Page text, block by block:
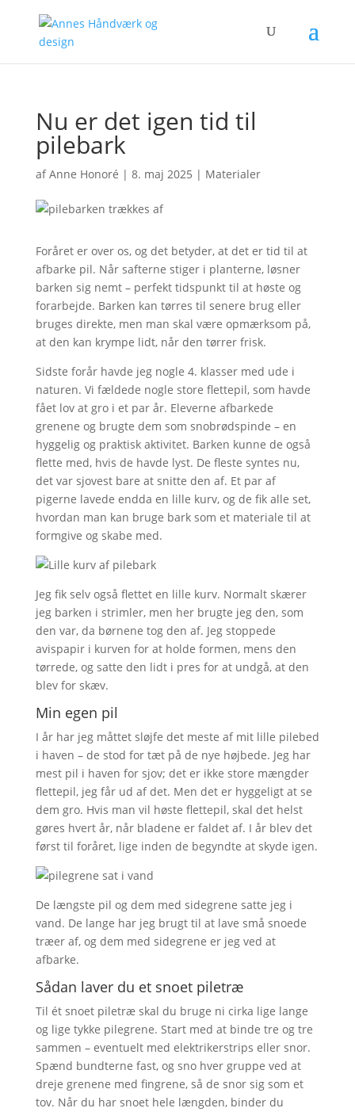
Nu er det igen tid til
pilebark
afAnne Honoré | 8. maj 2025 | Materialer
Foråret er over os, og det betyder, at det er tid til at
afbarke pil. Når safterne stiger i planterne, løsner
barken sig nemt – perfekt tidspunkt til at høste og
forarbejde. Barken kan tørres til senere brug eller
bruges direkte, men man skal være opmærksom på,
at den kan krympe lidt, når den tørrer frisk.
Sidste forår havde jeg nogle 4. klasser med ude i
naturen. Vi fældede nogle store flettepil, som havde
fået lov at gro i et par år. Eleverne afbarkede
grenene og brugte dem som snobrødspinde – en
hyggelig og praktisk aktivitet. Barken kunne de også
flette med, hvis de havde lyst. De fleste syntes nu,
det var sjovest bare at snitte den af. Et par af
pigerne lavede endda en lille kurv, og de fik alle set,
hvordan man kan bruge bark som et materiale til at
formgive og skabe med.
Jeg fik selv også flettet en lille kurv. Normalt skærer
jeg barken i strimler, men her brugte jeg den, som
den var, da børnene tog den af. Jeg stoppede
avispapir i kurven for at holde formen, mens den
tørrede, og satte den lidt i pres for at undgå, at den
blev for skæv.
Min egen pil
I år har jeg måttet sløjfe det meste af mit lille pilebed
i haven – de stod for tæt på de nye højbede. Jeg har
mest pil i haven for sjov; det er ikke store mængder
flettepil, jeg får ud af det. Men det er hyggeligt at se
dem gro. Hvis man vil høste flettepil, skal det helst
gøres hvert år, når bladene er faldet af. I år blev det
først til foråret, lige inden de begyndte at skyde igen.
De længste pil og dem med sidegrene satte jeg i
vand. De lange har jeg brugt til at lave små snoede
træer af, og dem med sidegrene er jeg ved at
afbarke.
Sådan laver du et snoet piletræ
Til ét snoet piletræ skal du bruge ni cirka lige lange
og lige tykke pilegrene. Start med at binde tre og tre
sammen – eventuelt med elektrikerstrips eller snor.
Spænd bundterne fast, og sno hver gruppe ved at
dreje grenene med fingrene, så de snor sig som et
tov. Når du har snoet hele længden, binder du